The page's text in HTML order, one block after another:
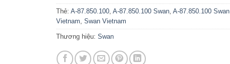
Thẻ: A-87.850.100, A-87.850.100 Swan, A-87.850.100 Swan
Vietnam Swan Vietnam
Thương hiệu: Swan